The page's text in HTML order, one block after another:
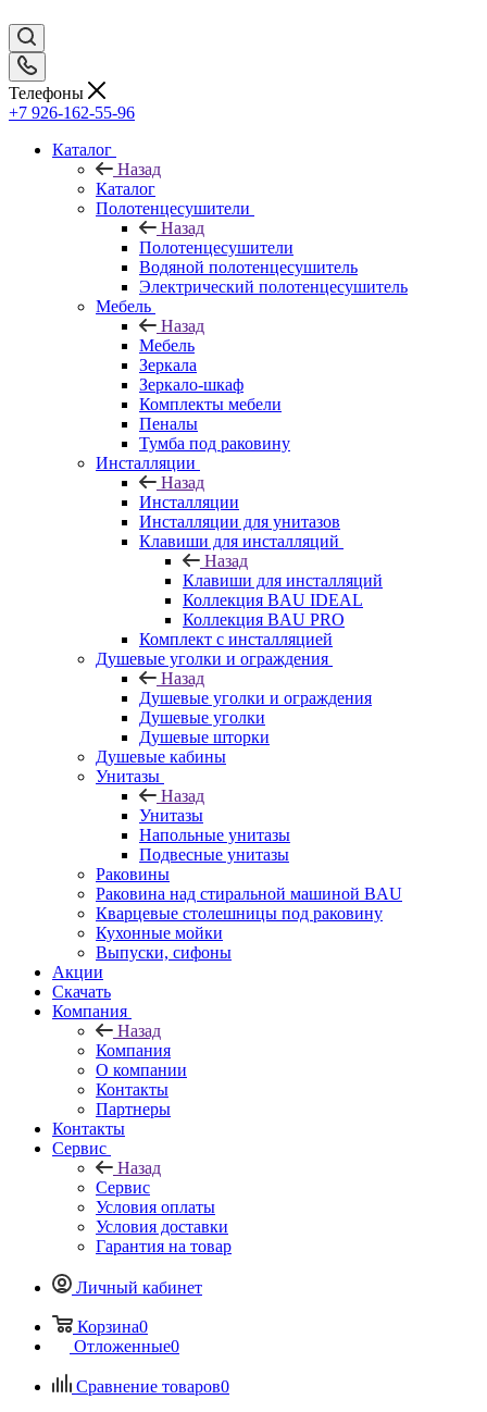
Телефоны
+7 926-162-55-96
Каталог
Назад
Каталог
Полотенцесушители
Назад
Полотенцесушители
Водяной полотенцесушитель
Электрический полотенцесушитель
Мебель
Назад
Мебель
Зеркала
Зеркало-шкаф
Комплекты мебели
Пеналы
Тумба под раковину
Инсталляции
Назад
Инсталляции
Инсталляции для унитазов
Клавиши для инсталляций
Назад
Клавиши для инсталляций
Коллекция BAU IDEAL
Коллекция BAU PRO
Комплект с инсталляцией
Душевые уголки и ограждения
Назад
Душевые уголки и ограждения
Душевые уголки
Душевые шторки
Душевые кабины
Унитазы
Назад
Унитазы
Напольные унитазы
Подвесные унитазы
Раковины
Раковина над стиральной машиной BAU
Кварцевые столешницы под раковину
Кухонные мойки
Выпуски, сифоны
Акции
Скачать
Компания
Назад
Компания
О компании
Контакты
Партнеры
Контакты
Сервис
Назад
Сервис
Условия оплаты
Условия доставки
Гарантия на товар
Личный кабинет
Корзина0
Отложенные0
Сравнение товаров0